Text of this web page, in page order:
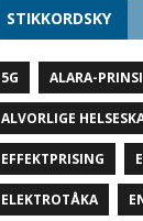
STIKKORDSKY
5G ALARA-
ALVORLIGE
EFFEKTPRISING
ELEKTROTÅKA